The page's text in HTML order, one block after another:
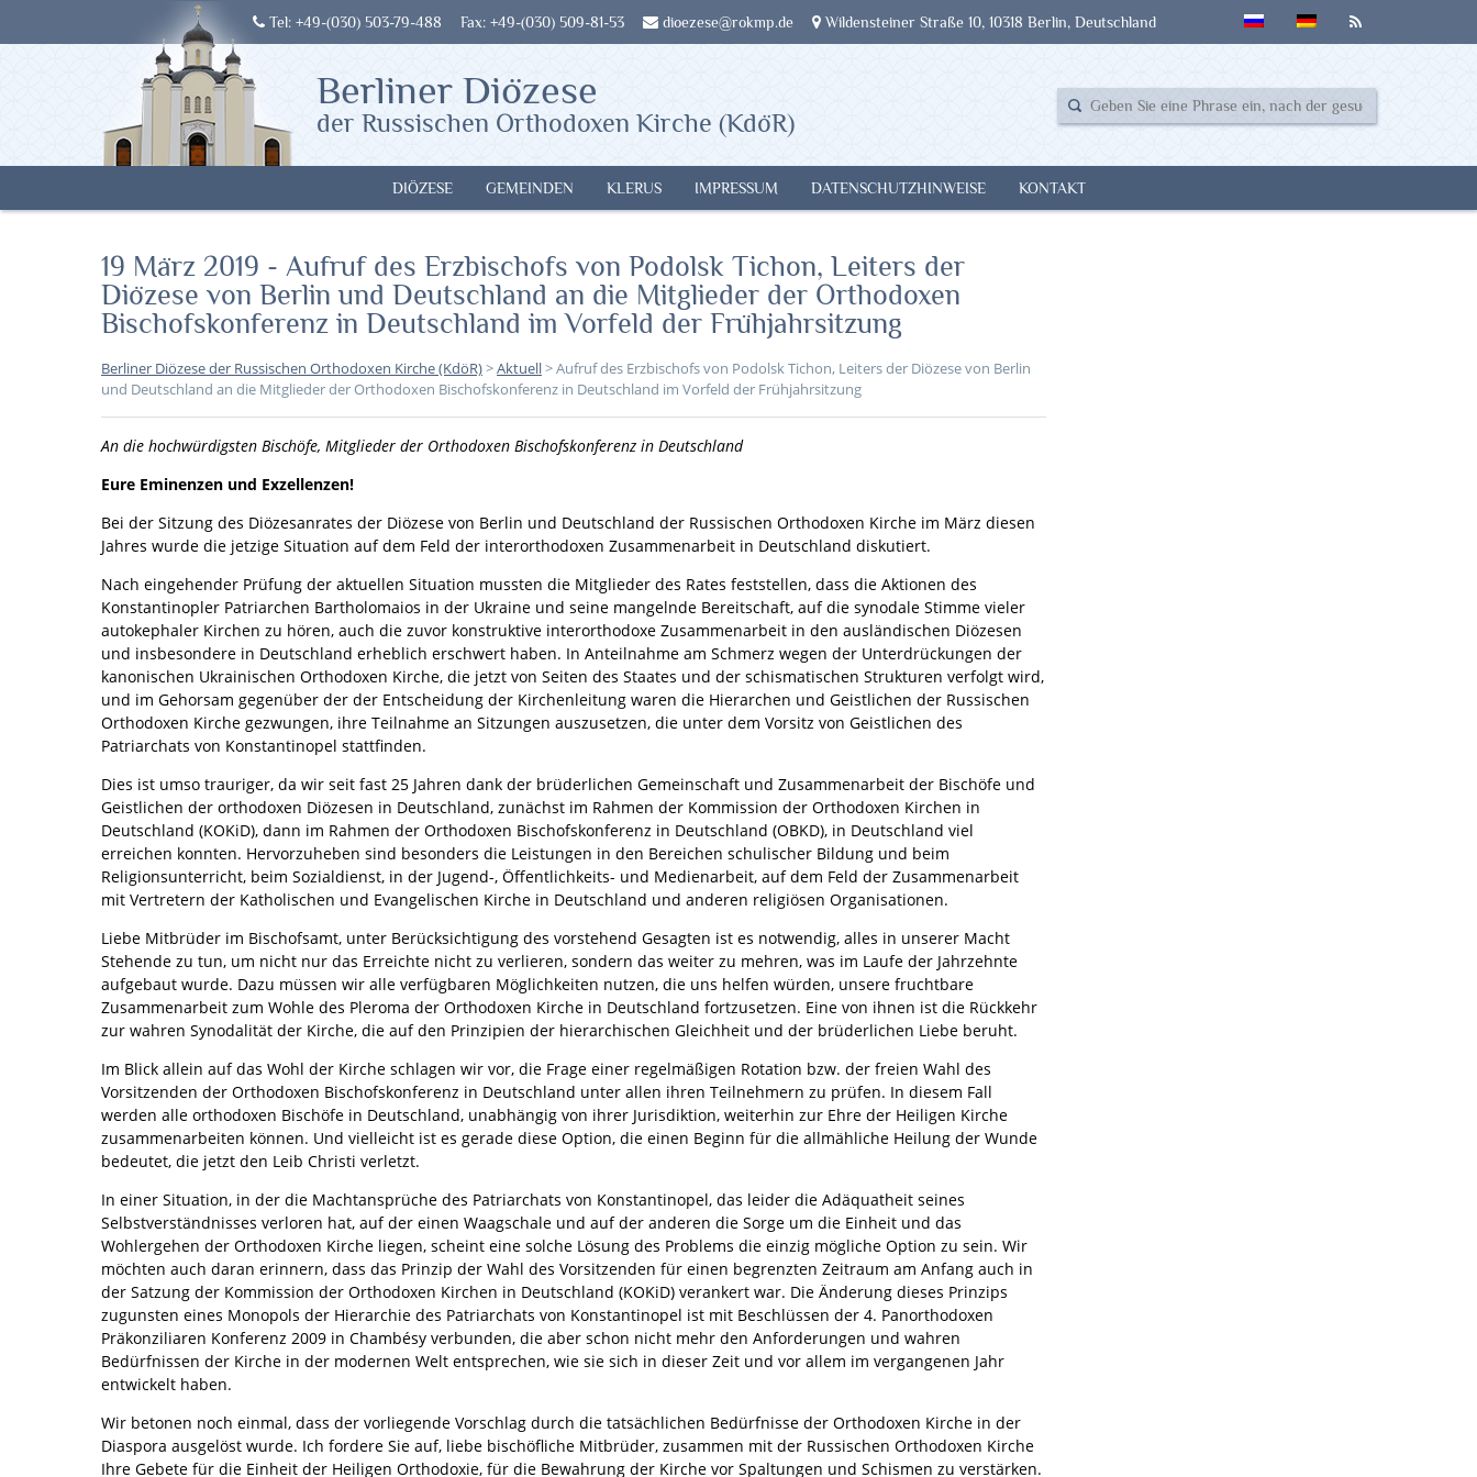
Tel: +49-(030) 503-79-488 Fax: +49-(030) 509-81-53 dioezese@rokmp.de Wildensteiner Straße 10, 10318 Berlin, Deutschland
Berliner Diözese
der Russischen Orthodoxen Kirche (KdöR)
DIÖZESE GEMEINDEN KLERUS IMPRESSUM DATENSCHUTZHINWEISE KONTAKT
19 März 2019 - Aufruf des Erzbischofs von Podolsk Tichon, Leiters der
Diözese von Berlin und Deutschland an die Mitglieder der Orthodoxen
Bischofskonferenz in Deutschland im Vorfeld der Frühjahrsitzung
Berliner Diözese der Russischen Orthodoxen Kirche (KdöR)>Aktuell>Aufruf des Erzbischofs von Podolsk Tichon, Leiters der Diözese von Berlin
und Deutschland an die Mitglieder der Orthodoxen Bischofskonferenz in Deutschland im Vorfeld der Frühjahrsitzung
An die hochwürdigsten Bischöfe, Mitglieder der Orthodoxen Bischofskonferenz in Deutschland
Eure Eminenzen und Exzellenzen!
Bei der Sitzung des Diözesanrates der Diözese von Berlin und Deutschland der Russischen Orthodoxen Kirche im März diesen
Jahres wurde die jetzige Situation auf dem Feld der interorthodoxen Zusammenarbeit in Deutschland diskutiert.
Nach eingehender Prüfung der aktuellen Situation mussten die Mitglieder des Rates feststellen, dass die Aktionen des
Konstantinopler Patriarchen Bartholomaios in der Ukraine und seine mangelnde Bereitschaft, auf die synodale Stimme vieler
autokephaler Kirchen zu hören, auch die zuvor konstruktive interorthodoxe Zusammenarbeit in den ausländischen Diözesen
und insbesondere in Deutschland erheblich erschwert haben. In Anteilnahme am Schmerz wegen der Unterdrückungen der
kanonischen Ukrainischen Orthodoxen Kirche, die jetzt von Seiten des Staates und der schismatischen Strukturen verfolgt wird,
und im Gehorsam gegenüber der der Entscheidung der Kirchenleitung waren die Hierarchen und Geistlichen der Russischen
Orthodoxen Kirche gezwungen, ihre Teilnahme an Sitzungen auszusetzen, die unter dem Vorsitz von Geistlichen des
Patriarchats von Konstantinopel stattfinden.
Dies ist umso trauriger, da wir seit fast 25 Jahren dank der brüderlichen Gemeinschaft und Zusammenarbeit der Bischöfe und
Geistlichen der orthodoxen Diözesen in Deutschland, zunächst im Rahmen der Kommission der Orthodoxen Kirchen in
Deutschland (KOKiD), dann im Rahmen der Orthodoxen Bischofskonferenz in Deutschland (OBKD), in Deutschland viel
erreichen konnten. Hervorzuheben sind besonders die Leistungen in den Bereichen schulischer Bildung und beim
Religionsunterricht, beim Sozialdienst, in der Jugend-, Öffentlichkeits- und Medienarbeit, auf dem Feld der Zusammenarbeit
mit Vertretern der Katholischen und Evangelischen Kirche in Deutschland und anderen religiösen Organisationen.
Liebe Mitbrüder im Bischofsamt, unter Berücksichtigung des vorstehend Gesagten ist es notwendig, alles in unserer Macht
Stehende zu tun, um nicht nur das Erreichte nicht zu verlieren, sondern das weiter zu mehren, was im Laufe der Jahrzehnte
aufgebaut wurde. Dazu müssen wir alle verfügbaren Möglichkeiten nutzen, die uns helfen würden, unsere fruchtbare
Zusammenarbeit zum Wohle des Pleroma der Orthodoxen Kirche in Deutschland fortzusetzen. Eine von ihnen ist die Rückkehr
zur wahren Synodalität der Kirche, die auf den Prinzipien der hierarchischen Gleichheit und der brüderlichen Liebe beruht.
Im Blick allein auf das Wohl der Kirche schlagen wir vor, die Frage einer regelmäßigen Rotation bzw. der freien Wahl des
Vorsitzenden der Orthodoxen Bischofskonferenz in Deutschland unter allen ihren Teilnehmern zu prüfen. In diesem Fall
werden alle orthodoxen Bischöfe in Deutschland, unabhängig von ihrer Jurisdiktion, weiterhin zur Ehre der Heiligen Kirche
zusammenarbeiten können. Und vielleicht ist es gerade diese Option, die einen Beginn für die allmähliche Heilung der Wunde
bedeutet, die jetzt den Leib Christi verletzt.
In einer Situation, in der die Machtansprüche des Patriarchats von Konstantinopel, das leider die Adäquatheit seines
Selbstverständnisses verloren hat, auf der einen Waagschale und auf der anderen die Sorge um die Einheit und das
Wohlergehen der Orthodoxen Kirche liegen, scheint eine solche Lösung des Problems die einzig mögliche Option zu sein. Wir
möchten auch daran erinnern, dass das Prinzip der Wahl des Vorsitzenden für einen begrenzten Zeitraum am Anfang auch in
der Satzung der Kommission der Orthodoxen Kirchen in Deutschland (KOKiD) verankert war. Die Änderung dieses Prinzips
zugunsten eines Monopols der Hierarchie des Patriarchats von Konstantinopel ist mit Beschlüssen der 4. Panorthodoxen
Präkonziliaren Konferenz 2009 in Chambésy verbunden, die aber schon nicht mehr den Anforderungen und wahren
Bedürfnissen der Kirche in der modernen Welt entsprechen, wie sie sich in dieser Zeit und vor allem im vergangenen Jahr
entwickelt haben.
Wir betonen noch einmal, dass der vorliegende Vorschlag durch die tatsächlichen Bedürfnisse der Orthodoxen Kirche in der
Diaspora ausgelöst wurde. Ich fordere Sie auf, liebe bischöfliche Mitbrüder, zusammen mit der Russischen Orthodoxen Kirche
Ihre Gebete für die Einheit der Heiligen Orthodoxie, für die Bewahrung der Kirche vor Spaltungen und Schismen zu verstärken.